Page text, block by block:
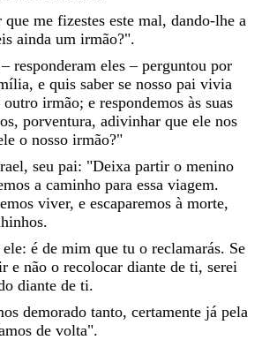
que me fizestes este mal, dando-lhe a
ainda um irmão?".
– responderam eles– perguntou por
, e quis saber se nosso pai vivia
outro irmão; e respondemos às suas
, porventura, adivinhar que ele nos
o nosso irmão?"
, seu pai: "Deixa partir o menino
a caminho para essa viagem.
viver, e escaparemos à morte,
.
ele: é de mim que tu o reclamarás. Se
e não o recolocar diante de ti, serei
diante de ti.
demorado tanto, certamente já pela
de volta".